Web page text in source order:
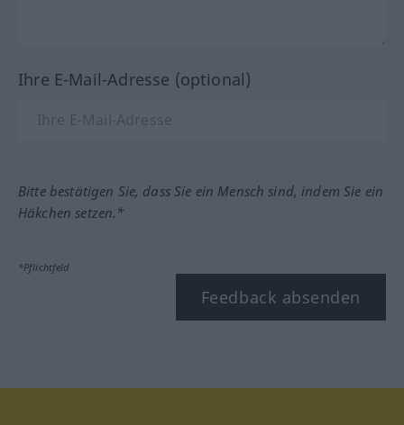
Ihre E-Mail-Adresse (optional)
Bitte bestätigen Sie, dass Sie ein Mensch sind, indem Sie ein
Häkchen setzen.*
*Pflichtfeld
Feedback absenden